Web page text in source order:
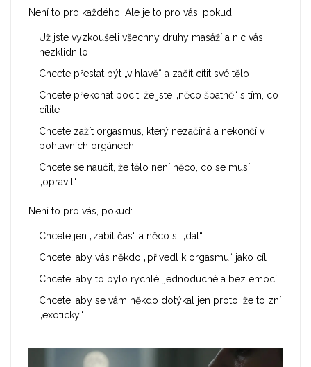
Není to pro každého. Ale je to pro vás, pokud:
Už jste vyzkoušeli všechny druhy masáží a nic vás
nezklidnilo
Chcete přestat být „v hlavě“ a začít cítit své tělo
Chcete překonat pocit, že jste „něco špatně“ s tím, co
cítíte
Chcete zažít orgasmus, který nezačíná a nekončí v
pohlavních orgánech
Chcete se naučit, že tělo není něco, co se musí
„opravit“
Není to pro vás, pokud:
Chcete jen „zabít čas“ a něco si „dát“
Chcete, aby vás někdo „přivedl k orgasmu“ jako cíl
Chcete, aby to bylo rychlé, jednoduché a bez emocí
Chcete, aby se vám někdo dotýkal jen proto, že to zní
„exoticky“